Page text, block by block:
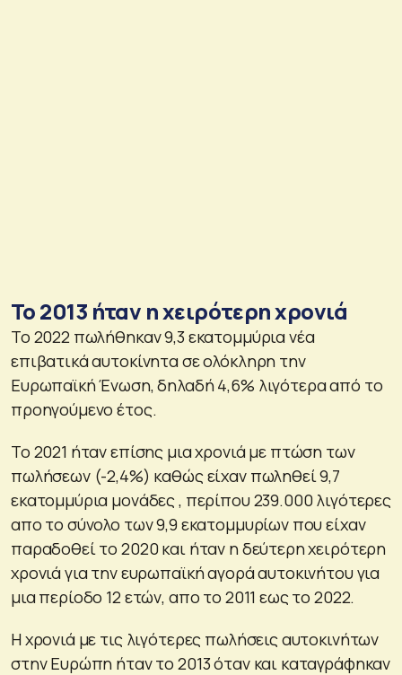
Το 2013 ήταν η χειρότερη χρονιά
Το 2022 πωλήθηκαν 9,3 εκατομμύρια νέα
επιβατικά αυτοκίνητα σε ολόκληρη την
Ευρωπαϊκή Ένωση, δηλαδή 4,6% λιγότερα από το
προηγούμενο έτος.
Το 2021 ήταν επίσης μια χρονιά με πτώση των
πωλήσεων (-2,4%) καθώς είχαν πωληθεί 9,7
εκατομμύρια μονάδες , περίπου 239.000 λιγότερες
απο το σύνολο των 9,9 εκατομμυρίων που είχαν
παραδοθεί το 2020 και ήταν η δεύτερη χειρότερη
χρονιά για την ευρωπαϊκή αγορά αυτοκινήτου για
μια περίοδο 12 ετών, απο το 2011 εως το 2022.
Η χρονιά με τις λιγότερες πωλήσεις αυτοκινήτων
στην Ευρώπη ήταν το 2013 όταν και καταγράφηκαν